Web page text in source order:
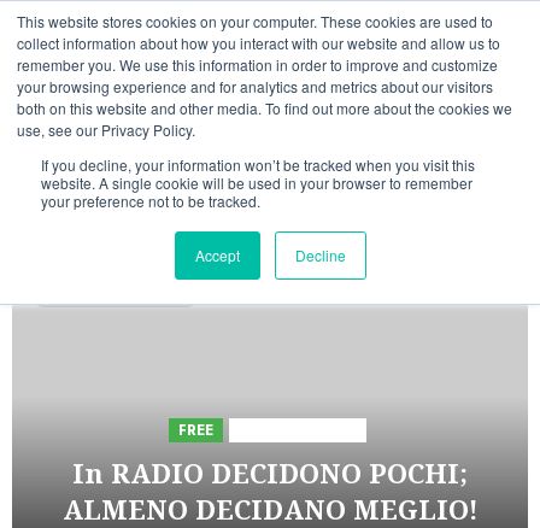
This website stores cookies on your computer. These cookies are used to
collect information about how you interact with our website and allow us to
remember you. We use this information in order to improve and customize
your browsing experience and for analytics and metrics about our visitors
both on this website and other media. To find out more about the cookies we
use, see our Privacy Policy.
If you decline, your information won’t be tracked when you visit this
website. A single cookie will be used in your browser to remember
your preference not to be tracked.
Accept Decline
Vai
contenuto
06/08/202606:56:30
LinkedinFacebook
X TelegramWhatsappMastodon
INIZIATIVE ASTORRI
FREE
In RADIO DECIDONO POCHI;
ALMENO DECIDANO MEGLIO!